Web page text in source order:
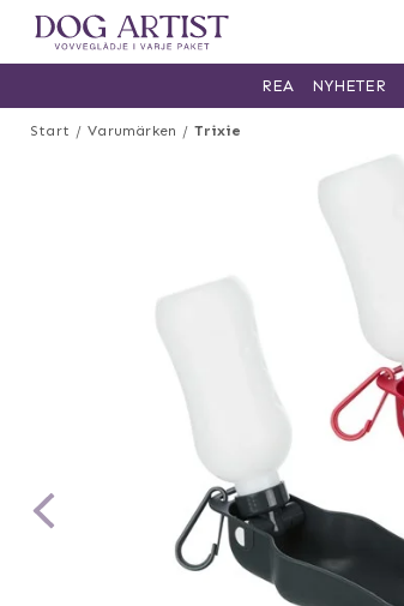
Start Varumärken Trixie
REA NYHETER